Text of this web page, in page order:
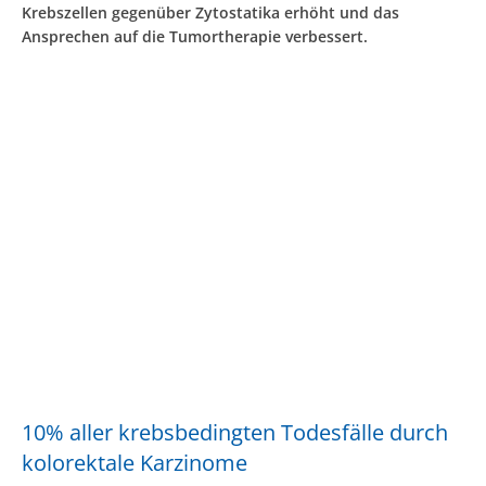
Krebszellen gegenüber Zytostatika erhöht und das
Ansprechen auf die Tumortherapie verbessert.
10% aller krebsbedingten Todesfälle durch
kolorektale Karzinome